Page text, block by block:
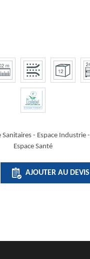
Sanitaires - Espace Industrie -
Espace Santé
AJOUTER AU DEVIS